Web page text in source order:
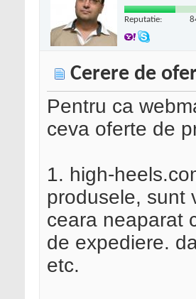
Reputatie:
Cerere de
Pentru ca
ceva oferte de
1. high-
produsele, sunt
ceara neaparat
de expediere.
etc.